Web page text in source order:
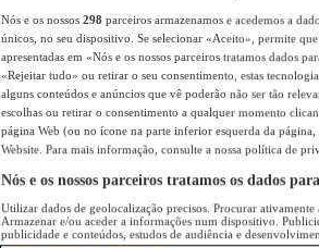
Nós e os nossos 298 parceiros armazenamos e acedemos a
únicos, no seu dispositivo. Se selecionar «Aceito», permite
apresentadas em «Nós e os nossos parceiros tratamos dados
«Rejeitar tudo» ou retirar o seu consentimento, estas
alguns conteúdos e anúncios que vê poderão não ser tão
escolhas ou retirar o consentimento a qualquer momento
página Web (ou no ícone na parte inferior esquerda da página,
Website. Para mais informação, consulte a nossa política de
Nós e os nossos parceiros tratamos os dados
Utilizar dados de geolocalização precisos. Procurar
Armazenar e/ou aceder a informações num dispositivo.
publicidade e conteúdos, estudos de audiência e